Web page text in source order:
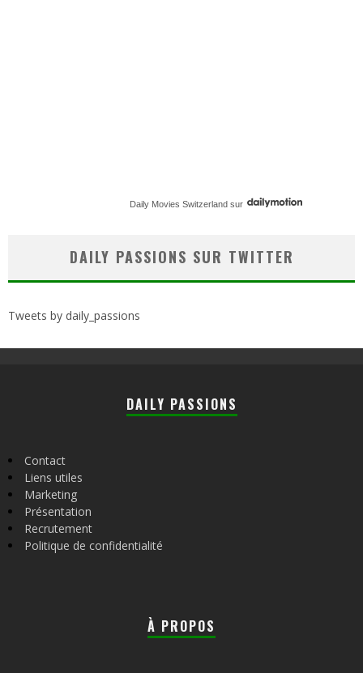
Daily Movies Switzerland sur
DAILY PASSIONS SUR TWITTER
Tweets by daily_passions
DAILY PASSIONS
Contact
Liens utiles
Marketing
Présentation
Recrutement
Politique de confidentialité
À PROPOS